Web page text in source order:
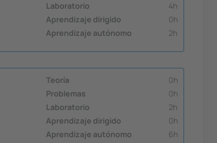
Laboratorio
4h
Aprendizaje dirigido
0h
Aprendizaje autónomo
2h
Teoría
0h
Problemas
0h
Laboratorio
2h
Aprendizaje dirigido
0h
Aprendizaje autónomo
6h